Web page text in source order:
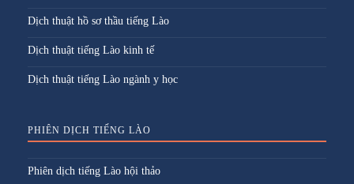
Dịch thuật hồ sơ thầu tiếng Lào
Dịch thuật tiếng Lào kinh tế
Dịch thuật tiếng Lào ngành y học
PHIÊN DỊCH TIẾNG LÀO
Phiên dịch tiếng Lào hội thảo